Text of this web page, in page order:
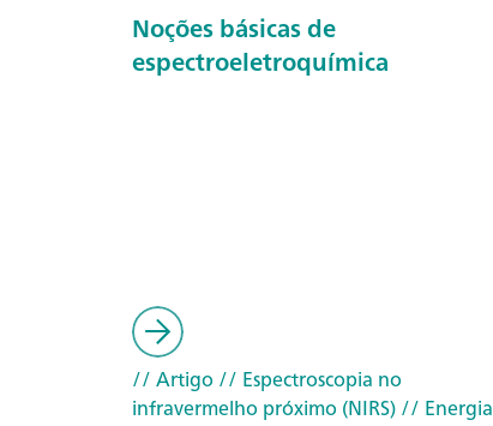
Noções básicas de
espectroeletroquímica
// Artigo // Espectroscopia no
infravermelho próximo (NIRS)// Energia